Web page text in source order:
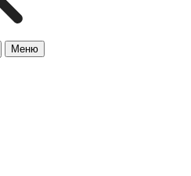
Меню